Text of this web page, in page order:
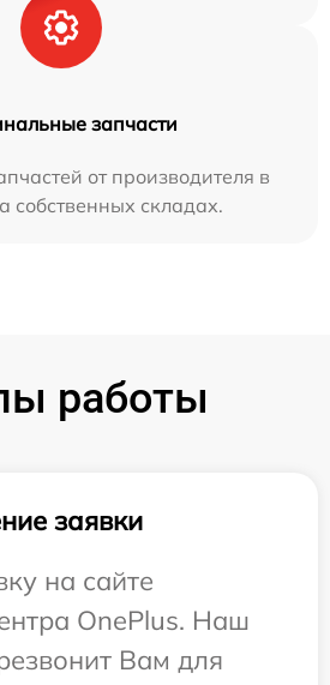
запчасти
от производителя в
собственных складах.
работы
заявки
на сайте
OnePlus. Наш
Вам для